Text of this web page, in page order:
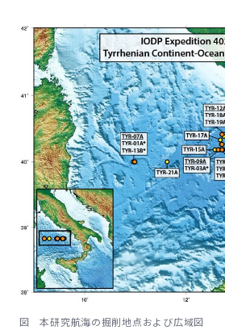
図 本研究航海の掘削地点および広域図